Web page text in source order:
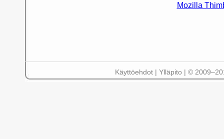
Mozilla
Käyttöehdot| Ylläpito | ©